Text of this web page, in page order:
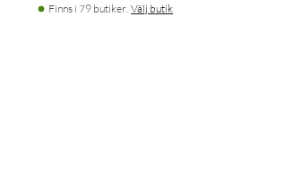
Finns i 79 butiker. Välj butik